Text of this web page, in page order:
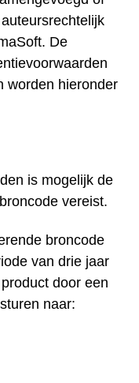
De
worden hieronder
is mogelijk de
vereist.
broncode
van drie jaar
door een
naar: